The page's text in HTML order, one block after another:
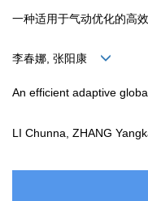
一种适用于气动优化的高
李春娜, 张阳康
An efficient adaptive
LI Chunna, ZHANG